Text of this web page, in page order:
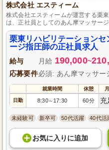
株式会社 エスティーム
株式会社エスティームが運営する栗
は、正社員としてのあん摩マッサー
ハビリテーションを通じて、利用者
ませんか？充実した研修制度と働き
可能。資格と熱意を活かし、多くの
す。滋賀県栗東市で地域の健康を支
う。
栗東リハビリテーション
ージ指圧師の正社員求人
給与 月給 190,000~
応募要件必須: あん摩マッサー
就業時間 休憩 月
日勤 8:30～ 17:30 60分 充
未経験可 新卒可 50代活躍 40代活
お気に入り に追加